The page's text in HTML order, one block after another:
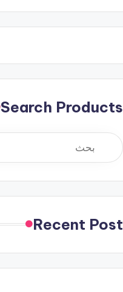
Search Products
Recent Post